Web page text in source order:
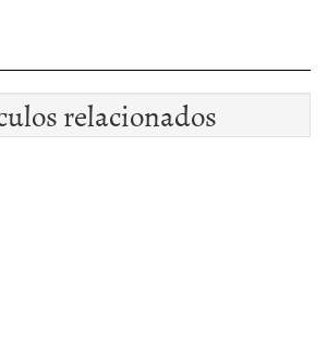
relacionados